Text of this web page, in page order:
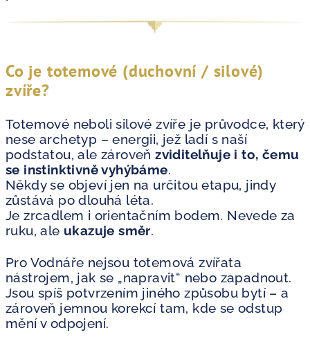
Co je totemové (duchovní / silové)
zvíře?
Totemové neboli silové zvíře je průvodce, který
nese archetyp – energii, jež ladí s naší
podstatou, ale zároveňzviditelňuje i to, čemu
se instinktivně vyhýbáme.
Někdy se objeví jen na určitou etapu, jindy
zůstává po dlouhá léta.
Je zrcadlem i orientačním bodem. Nevede za
ruku, ale ukazuje směr.
Pro Vodnáře nejsou totemová zvířata
nástrojem, jak se „napravit“ nebo zapadnout.
Jsou spíš potvrzením jiného způsobu bytí – a
zároveň jemnou korekcí tam, kde se odstup
mění v odpojení.